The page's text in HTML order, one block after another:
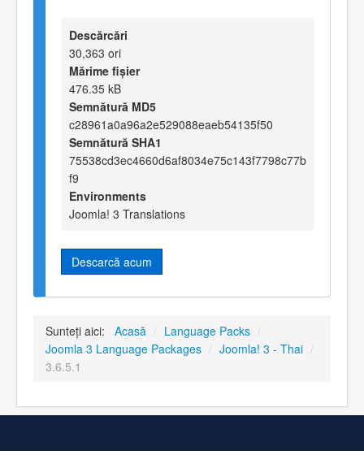
Descărcări
30,363 ori
Mărime fișier
476.35 kB
Semnătură MD5
c28961a0a96a2e529088eaeb54135f50
Semnătură SHA1
75538cd3ec4660d6af8034e75c143f7798c77b
f9
Environments
Joomla! 3 Translations
Descarcă acum
Sunteți aici: Acasă / Language Packs /
Joomla 3 Language Packages / Joomla! 3 - Thai /
3.6.5.1